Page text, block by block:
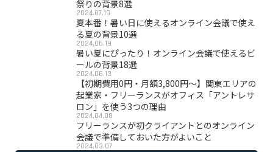
祭りの背景8選
2024.07.19
夏本番！暑い日に使えるオンライン会議で使え
る夏の背景10選
2024.06.19
暑い夏にぴったり！オンライン会議で使えるビ
ールの背景18選
2024.06.13
【初期費用0円・月額3,800円〜】関東エリアの
起業家・フリーランスがオフィス「アントレサ
ロン」を使う3つの理由
2024.04.08
フリーランスが初クライアントとのオンライン
会議で準備しておいた方がよいこと
2024.03.07